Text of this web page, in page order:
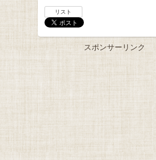
リスト
スポンサーリンク